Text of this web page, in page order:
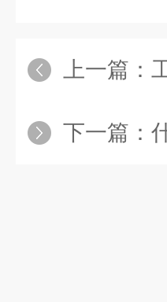
上一篇：
下一篇：